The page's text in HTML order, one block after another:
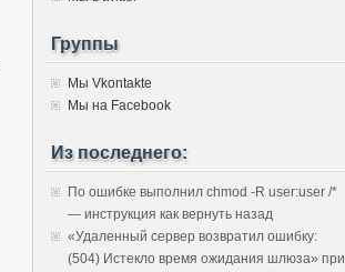
Группы
Мы Vkontakte
Мы на Facebook
Из последнего:
По ошибке выполнил chmod -R user:user /*
— инструкция как вернуть назад
«Удаленный сервер возвратил ошибку:
(504) Истекло время ожидания шлюза» при